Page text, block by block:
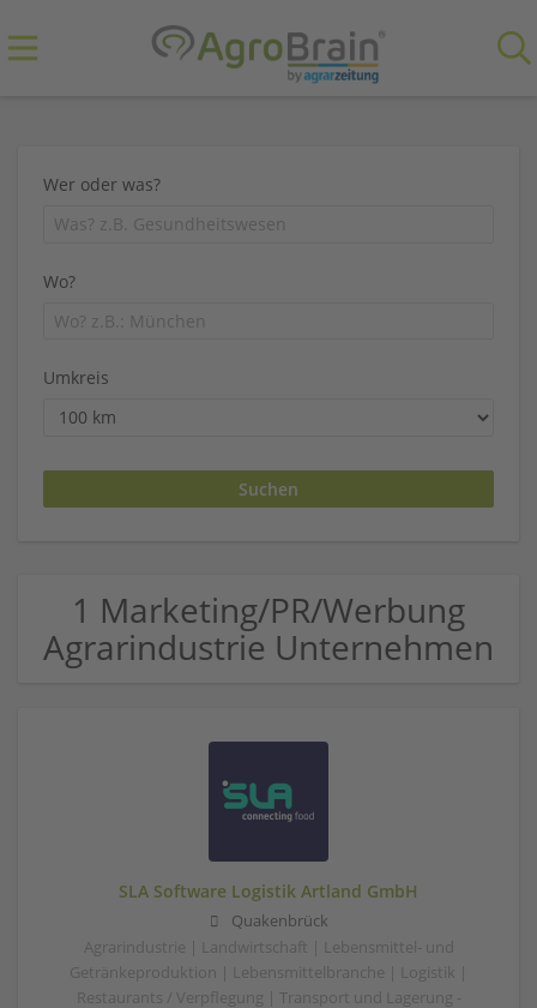
Wer oder was?
Wo?
Umkreis
1 Marketing/PR/Werbung
Agrarindustrie Unternehmen
SLA Software Logistik Artland GmbH
Quakenbrück
Agrarindustrie | Landwirtschaft | Lebensmittel- und
Getränkeproduktion | Lebensmittelbranche | Logistik |
Restaurants / Verpflegung | Transport und Lagerung -